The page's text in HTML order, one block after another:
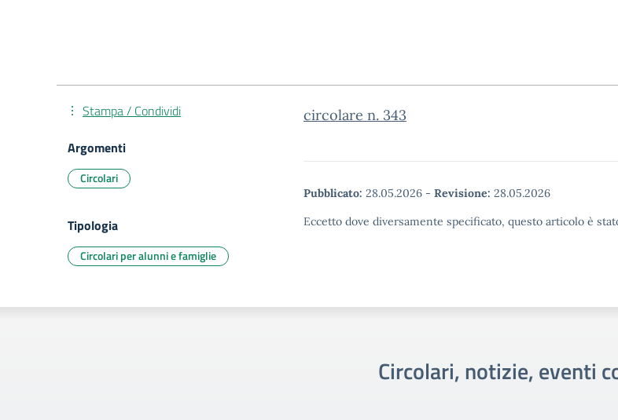
circolare n. 343
Pubblicato: 28.05.2026 - Revisione: 28.05.2026
Eccetto dove diversamente specificato, questo articolo è
Stampa / Condividi
Argomenti
Circolari
Tipologia
Circolari per alunni e famiglie
Circolari, notizie, eventi